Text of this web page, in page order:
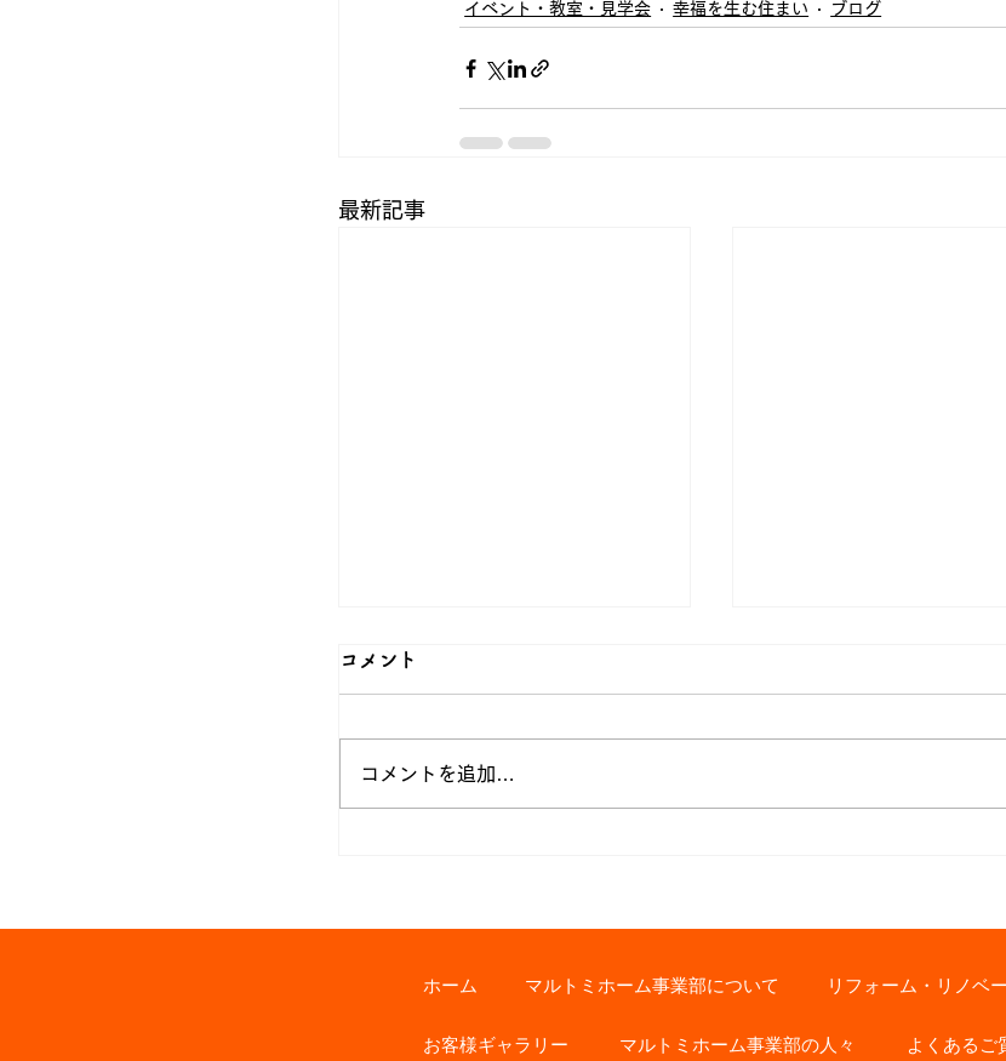
イベント・教室・見学会 幸福を生む住まい ブログ
最新記事
コメント
コメントを追加…
ホーム マルトミホーム事業部について リフォーム・リノベ
お客様ギャラリー マルトミホーム事業部の人々 よくあるご